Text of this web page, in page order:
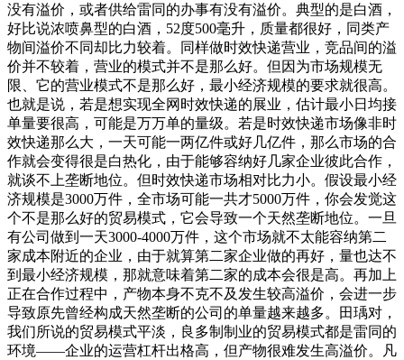
没有溢价，或者供给雷同的办事有没有溢价。典型的是白酒，
好比说浓喷鼻型的白酒，52度500毫升，质量都很好，同类产
物间溢价不同却比力较着。同样做时效快递营业，竞品间的溢
价并不较着，营业的模式并不是那么好。但因为市场规模无
限、它的营业模式不是那么好，最小经济规模的要求就很高。
也就是说，若是想实现全网时效快递的展业，估计最小日均接
单量要很高，可能是万万单的量级。若是时效快递市场像非时
效快递那么大，一天可能一两亿件或好几亿件，那么市场的合
作就会变得很是白热化，由于能够容纳好几家企业彼此合作，
就谈不上垄断地位。但时效快递市场相对比力小。假设最小经
济规模是3000万件，全市场可能一共才5000万件，你会发觉这
个不是那么好的贸易模式，它会导致一个天然垄断地位。一旦
有公司做到一天3000-4000万件，这个市场就不太能容纳第二
家成本附近的企业，由于就算第二家企业做的再好，量也达不
到最小经济规模，那就意味着第二家的成本会很是高。再加上
正在合作过程中，产物本身不克不及发生较高溢价，会进一步
导致原先曾经构成天然垄断的公司的单量越来越多。田瑀对，
我们所说的贸易模式平淡，良多制制业的贸易模式都是雷同的
环境——企业的运营杠杆出格高，但产物很难发生高溢价。凡